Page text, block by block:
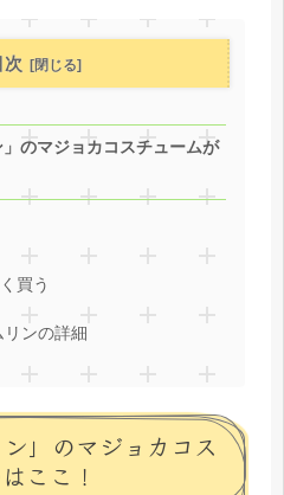
次
のマジョカコスチュームが
買う
ンの詳細
」のマジョカコス
ここ！